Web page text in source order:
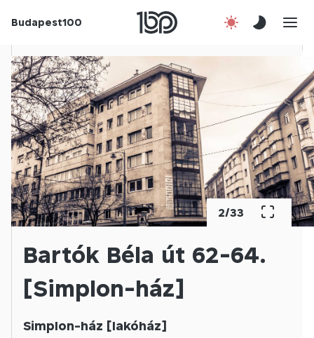
Budapest100
Csatlakozz!
Kapcsolat
En
2/33
Bartók Béla út 62-64.
[Simplon-ház]
Simplon-ház [lakóház]